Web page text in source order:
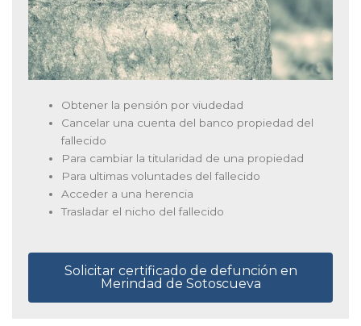
Obtener la pensión por viudedad
Cancelar una cuenta del banco propiedad del
fallecido
Para cambiar la titularidad de una propiedad
Para ultimas voluntades del fallecido
Acceder a una herencia
Trasladar el nicho del fallecido
Solicitar certificado de defunción en
Merindad de Sotoscueva